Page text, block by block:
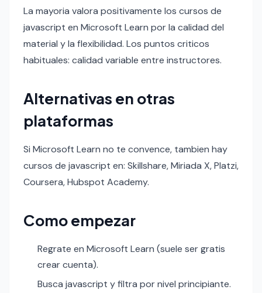
La mayoria valora positivamente los cursos de
javascript en Microsoft Learn por la calidad del
material y la flexibilidad. Los puntos criticos
habituales: calidad variable entre instructores.
Alternativas en otras
plataformas
Si Microsoft Learn no te convence, tambien hay
cursos de javascript en: Skillshare, Miriada X, Platzi,
Coursera, Hubspot Academy.
Como empezar
Regrate en Microsoft Learn (suele ser gratis
crear cuenta).
Busca javascript y filtra por nivel principiante.